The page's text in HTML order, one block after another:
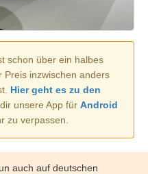
schon über ein halbes
Preis inzwischen anders
Hier geht es zu den
unsere App für Android
zu verpassen.
auch auf deutschen